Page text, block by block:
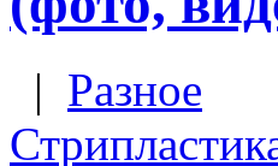
| Разное